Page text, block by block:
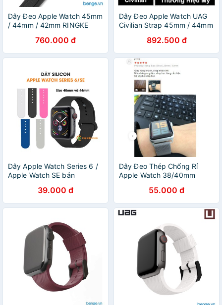
Dây Đeo Apple Watch 45mm
/ 44mm / 42mm RINGKE
760.000 đ
Dây Đeo Apple Watch UAG
Civilian Strap 45mm / 44mm
892.500 đ
Dây Apple Watch Series 6 /
Apple Watch SE bản
màu - Dây đeo đồng hồ
Apple Watch
39.000 đ
Dây Đeo Thép Chống Rỉ
Apple Watch 38/40mm
55.000 đ